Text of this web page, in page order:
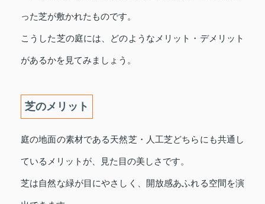
った芝が敷かれたものです。
こうした芝の庭には、どのようなメリット・デメリット
があるかを見てみましょう。
芝のメリット
庭の地面の素材である天然芝・人工芝どちらにも共通し
ているメリットが、見た目の美しさです。
芝は自然な緑が目にやさしく、開放感あふれる空間を演